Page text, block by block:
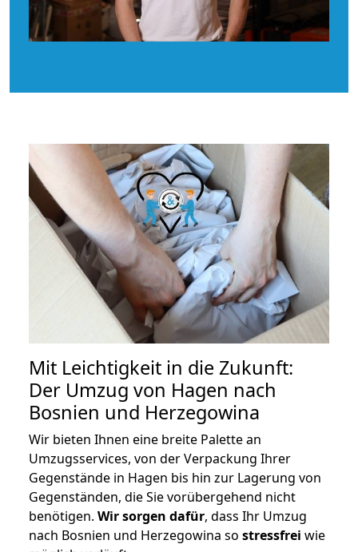
Mit Leichtigkeit in die Zukunft:
Der Umzug von Hagen nach
Bosnien und Herzegowina
Wir bieten Ihnen eine breite Palette an
Umzugsservices, von der Verpackung Ihrer
Gegenstände in Hagen bis hin zur Lagerung von
Gegenständen, die Sie vorübergehend nicht
benötigen. Wir sorgen dafür, dass Ihr Umzug
nach Bosnien und Herzegowina so stressfrei wie